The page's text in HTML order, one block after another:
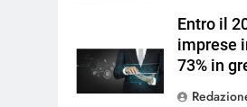
Entro il
imprese
73% in